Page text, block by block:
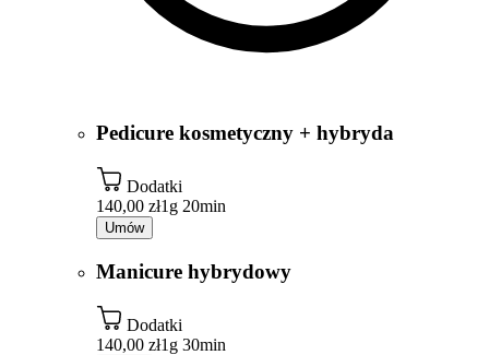
Pedicure kosmetyczny + hybryda
Dodatki
140,00 zł1g 20min
Umów
Manicure hybrydowy
Dodatki
140,00 zł1g 30min